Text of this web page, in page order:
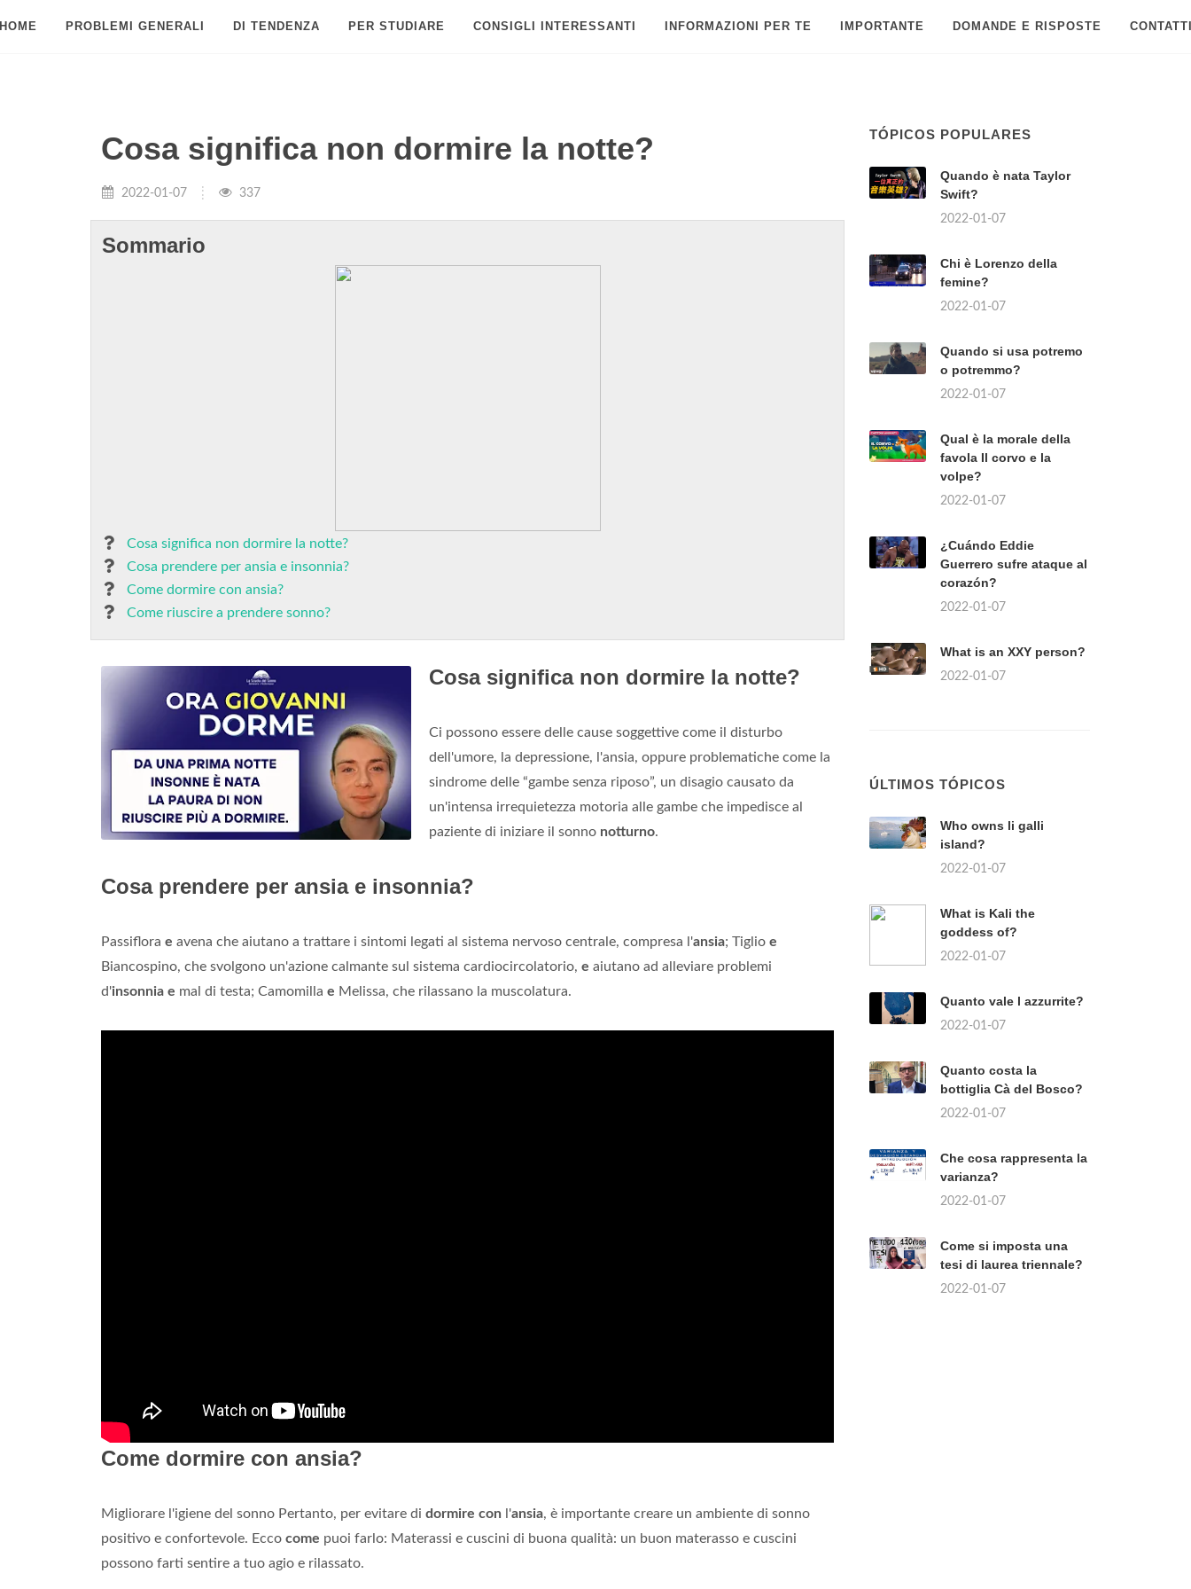
PROBLEMI GENERALI DI TENDENZA PER STUDIARE CONSIGLI INTERESSANTI INFORMAZIONI PER TE IMPORTANTE DOMANDE E RISPOSTE
Cosa significa non dormire la notte?
2022-01-07 337
Sommario
Cosa significa non dormire la notte?
Cosa prendere per ansia e insonnia?
Come dormire con ansia?
Come riuscire a prendere sonno?
Cosa significa non dormire la notte?
Ci possono essere delle cause soggettive come il disturbo
dell'umore, la depressione, l'ansia, oppure problematiche come la
sindrome delle “gambe senza riposo”, un disagio causato da
un'intensa irrequietezza motoria alle gambe che impedisce al
paziente di iniziare il sonno notturno.
Cosa prendere per ansia e insonnia?
Passiflora e avena che aiutano a trattare i sintomi legati al sistema nervoso centrale, compresa l'ansia; Tiglio e
Biancospino, che svolgono un'azione calmante sul sistema cardiocircolatorio, e aiutano ad alleviare problemi
d'insonnia e mal di testa; Camomilla e Melissa, che rilassano la muscolatura.
Come dormire con ansia?
Migliorare l'igiene del sonno Pertanto, per evitare di dormire con l'ansia, è importante creare un ambiente di sonno
positivo e confortevole. Ecco come puoi farlo: Materassi e cuscini di buona qualità: un buon materasso e cuscini
possono farti sentire a tuo agio e rilassato.
TÓPICOS POPULARES
Quando è nata Taylor
Swift?
2022-01-07
Chi è Lorenzo della
femine?
2022-01-07
Quando si usa potremo
o potremmo?
2022-01-07
Qual è la morale della
favola Il corvo e la
volpe?
2022-01-07
¿Cuándo Eddie
Guerrero sufre ataque al
corazón?
2022-01-07
What is an XXY person?
2022-01-07
ÚLTIMOS TÓPICOS
Who owns li galli
island?
2022-01-07
What is Kali the
goddess of?
2022-01-07
Quanto vale l azzurrite?
2022-01-07
Quanto costa la
bottiglia Cà del Bosco?
2022-01-07
Che cosa rappresenta la
varianza?
2022-01-07
Come si imposta una
tesi di laurea triennale?
2022-01-07